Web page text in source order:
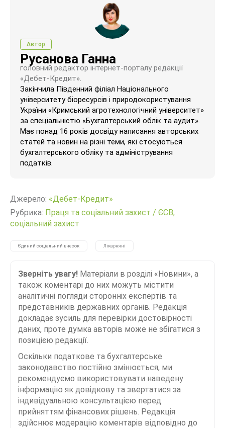
Автор
Русанова Ганна
головний редактор інтернет-порталу редакції
«Дебет-Кредит».
Закінчила Південний філіал Національного
університету біоресурсів і природокористування
України «Кримський агротехнологічний університет»
за спеціальністю «Бухгалтерський облік та аудит».
Має понад 16 років досвіду написання авторських
статей та новин на різні теми, які стосуються
бухгалтерського обліку та адміністрування
податків.
Джерело: «Дебет-Кредит»
Рубрика: Праця та соціальний захист / ЄСВ,
соціальний захист
Єдиний соціальний внесок Лікарняні
Зверніть увагу! Матеріали в розділі «Новини», а
також коментарі до них можуть містити
аналітичні погляди сторонніх експертів та
представників державних органів. Редакція
докладає зусиль для перевірки достовірності
даних, проте думка авторів може не збігатися з
позицією редакції.
Оскільки податкове та бухгалтерське
законодавство постійно змінюється, ми
рекомендуємо використовувати наведену
інформацію як довідкову та звертатися за
індивідуальною консультацією перед
прийняттям фінансових рішень. Редакція
здійснює модерацію коментарів відповідно до